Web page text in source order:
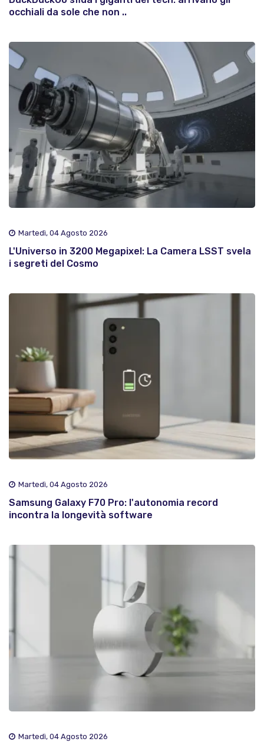
occhiali da sole che non ..
Martedì, 04 Agosto 2026
L'Universo in 3200 Megapixel: La Camera LSST svela
i segreti del Cosmo
Martedì, 04 Agosto 2026
Samsung Galaxy F70 Pro: l'autonomia record
incontra la longevità software
Martedì, 04 Agosto 2026